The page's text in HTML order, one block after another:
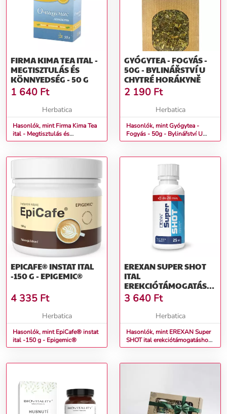
gyomorba. Elégtelen folyadékbevitel esetén a glükomannán a
torokban megduzzadhat és elzáródást okozhat. Származási ország:
Szlovákia
FIRMA KIMA TEA ITAL -
MEGTISZTULÁS ÉS
KÖNNYEDSÉG - 50 G
1 640 Ft
Herbatica
Hasonlók, mint Firma Kima Tea
ital - Megtisztulás és
könnyedség - 50 g
GYÓGYTEA - FOGYÁS -
50G - BYLINÁŘSTVÍ U
CHYTRÉ HORÁKYNĚ
2 190 Ft
Herbatica
Hasonlók, mint Gyógytea -
Fogyás - 50g - Bylinářství U
Chytré horákyně
EPICAFE® INSTAT ITAL
-150 G - EPIGEMIC®
4 335 Ft
Herbatica
Hasonlók, mint EpiCafe® instat
ital -150 g - Epigemic®
EREXAN SUPER SHOT
ITAL
EREKCIÓTÁMOGATÁSHOZ
EXTRA GYORS
HATÁSSAL – 25 ML
3 640 Ft
Herbatica
Hasonlók, mint EREXAN Super
SHOT ital erekciótámogatáshoz
extra gyors hatással – 25 ml